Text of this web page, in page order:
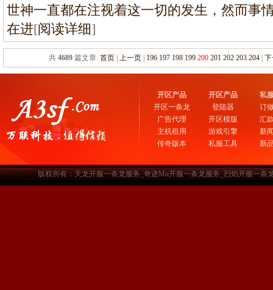
世神一直都在注视着这一切的发生，然而事
在进[阅读详细]
共 4689篇文章 首页| 上一页| 196 197 198 199 200 201 202 203 204| 下
开区产品
开区一条龙
广告代理
主机租用
传奇版本
开区产品
登陆器
开区模版
游戏引擎
私服工具
私
订
汇
新
新
版权所有：天龙开服一条龙服务_奇迹Mu开服一条龙服务_烈焰开服一条